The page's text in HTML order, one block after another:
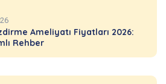
Ameliyatı Fiyatları 2026:
Rehber